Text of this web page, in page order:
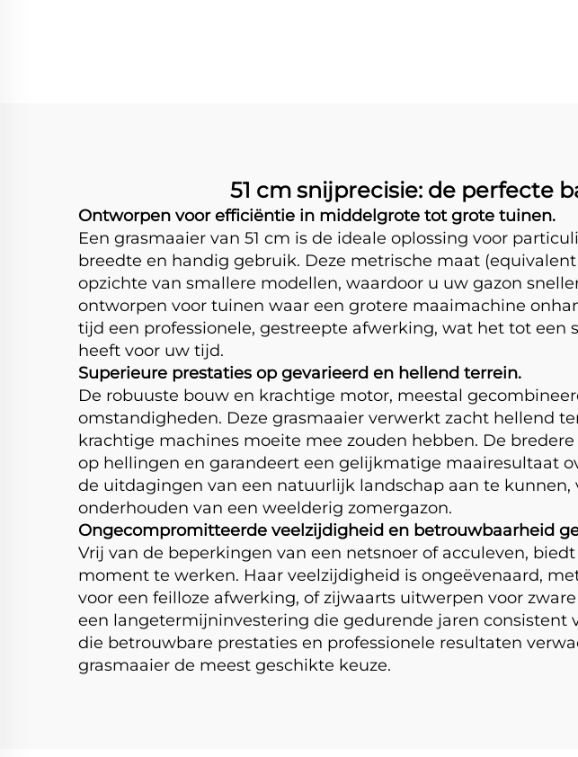
51 cm snijprecisie: de perfecte
Ontworpen voor efficiëntie in middelgrote tot grote tuinen.
Een grasmaaier van 51 cm is de ideale oplossing voor
breedte en handig gebruik. Deze metrische maat
opzichte van smallere modellen, waardoor u uw gazon
ontworpen voor tuinen waar een grotere maaimachine
tijd een professionele, gestreepte afwerking, wat het tot
heeft voor uw tijd.
Superieure prestaties op gevarieerd en hellend terrein.
De robuuste bouw en krachtige motor, meestal
omstandigheden. Deze grasmaaier verwerkt zacht hellend
krachtige machines moeite mee zouden hebben. De
op hellingen en garandeert een gelijkmatige maairesultaat
de uitdagingen van een natuurlijk landschap aan te
onderhouden van een weelderig zomergazon.
Ongecompromitteerde veelzijdigheid en betrouwbaarheid
Vrij van de beperkingen van een netsnoer of acculeven,
moment te werken. Haar veelzijdigheid is ongeëvenaard,
voor een feilloze afwerking, of zijwaarts uitwerpen voor
een langetermijninvestering die gedurende jaren
die betrouwbare prestaties en professionele resultaten
grasmaaier de meest geschikte keuze.